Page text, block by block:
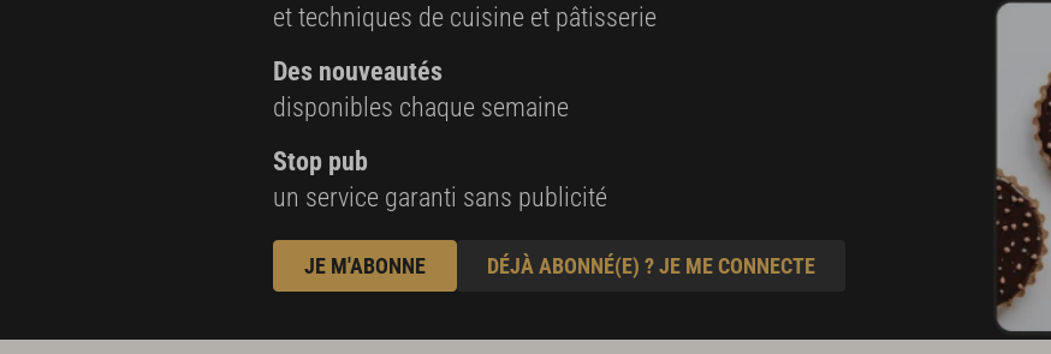
et techniques de cuisine et pâtisserie
Des nouveautés
disponibles chaque semaine
Stop pub
un service garanti sans publicité
JE M'ABONNE DÉJÀ ABONNÉ(E) ? JE ME CONNECTE